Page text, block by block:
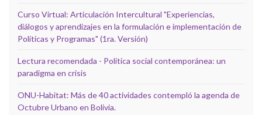
Curso Virtual: Articulación Intercultural "Experiencias,
diálogos y aprendizajes en la formulación e implementación de
Políticas y Programas" (1ra. Versión)
Lectura recomendada - Política social contemporánea: un
paradigma en crisis
ONU-Habitat: Más de 40 actividades contempló la agenda de
Octubre Urbano en Bolivia.